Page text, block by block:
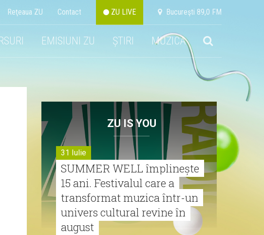
Reţeaua ZU Contact ZU LIVE Bucureşti 89,0 FM
EMISIUNI ZU ȘTIRI MUZICA
ZU IS YOU
31 Iulie
SUMMER WELL împlinește
15 ani. Festivalul care a
transformat muzica într-un
univers cultural revine în
august